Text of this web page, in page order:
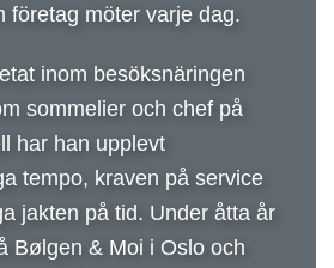
företag möter varje dag.
inom besöksnäringen
sommelier och chef på
har han upplevt
tempo, kraven på service
jakten på tid. Under åtta år
Bølgen & Moi i Oslo och